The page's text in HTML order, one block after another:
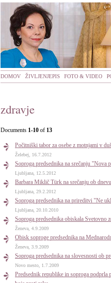
DOMOV ŽIVLJENJEPIS FOTO & VIDEO
zdravje
Documents 1-10 of 13
Počitniški tabor za osebe z motnjami v
Želebej, 16.7.2012
Soproga predsednika na srečanju "Nova
Ljubljana, 12.5.2012
Barbara Miklič Türk na srečanju ob
Ljubljana, 29.2.2012
Soproga predsednika na prireditvi "Ne
Ljubljana, 20.10.2010
Soproga predsednika obiskala Svetovno
Ženeva, 4.9.2009
Obisk soproge predsednika na
Ženeva, 3.9.2009
Soproga predsednika na slovesnosti ob
Novo mesto, 1.7.2009
Predsednik republike in soproga podprla